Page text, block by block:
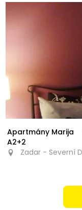
Apartmány Marija
A2+2
Zadar - Severní